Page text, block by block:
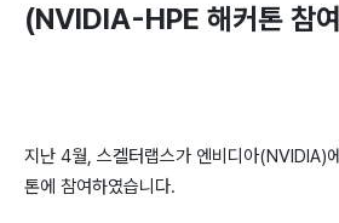
(NVIDIA-HPE 해커톤 참
지난 4월, 스켈터랩스가 엔비디아(NVIDIA)
톤에 참여하였습니다.